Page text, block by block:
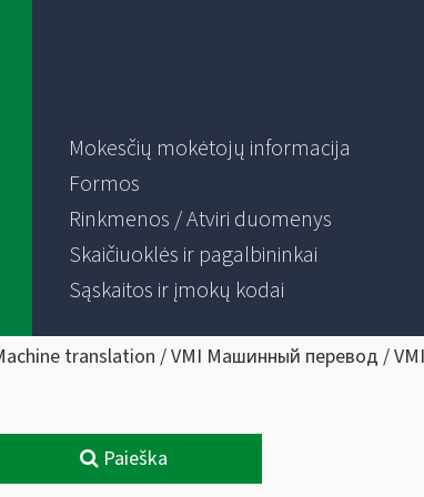
Mokesčių mokėtojų informacija
Formos
Rinkmenos / Atviri duomenys
Skaičiuoklės ir pagalbininkai
Sąskaitos ir įmokų kodai
translation / VMI Машинный перевод /
Paieška